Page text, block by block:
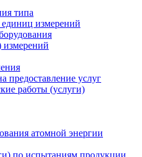
типа
единиц измерений
измерений
услуг
работы (услуги)
атомной энергии
по испытаниям продукции